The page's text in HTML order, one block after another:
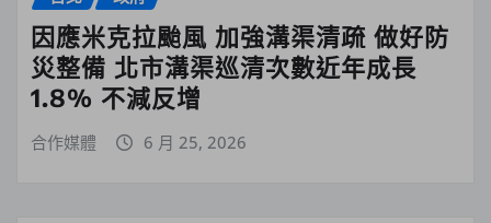
因應米克拉颱風 加強溝渠清疏 做好防
災整備 北市溝渠巡清次數近年成長
1.8% 不減反增
合作媒體 6 月 25, 2026